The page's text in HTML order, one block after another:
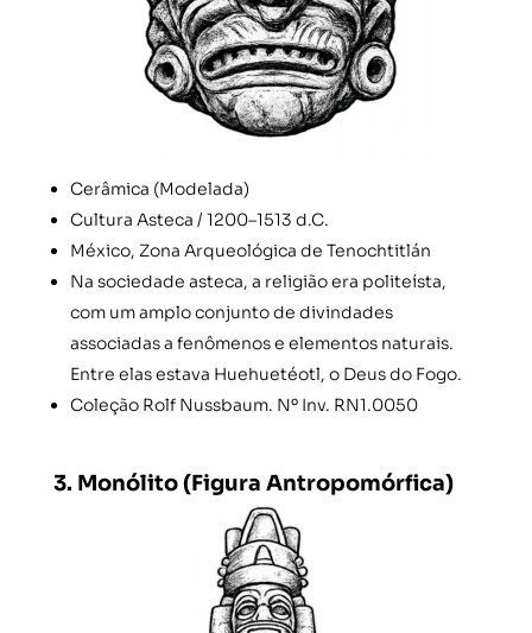
Cerâmica (Modelada)
Cultura Asteca / 1200–1513 d.C.
México, Zona Arqueológica de Tenochtitlán
Na sociedade asteca, a religião era politeísta,
com um amplo conjunto de divindades
associadas a fenômenos e elementos naturais.
Entre elas estava Huehuetéotl, o Deus do Fogo.
Coleção Rolf Nussbaum. Nº Inv. RN1.0050
3. Monólito (Figura Antropomórfica)